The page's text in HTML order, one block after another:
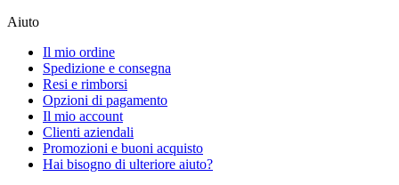
Aiuto
Il mio ordine
Spedizione e consegna
Resi e rimborsi
Opzioni di pagamento
Il mio account
Clienti aziendali
Promozioni e buoni acquisto
Hai bisogno di ulteriore aiuto?